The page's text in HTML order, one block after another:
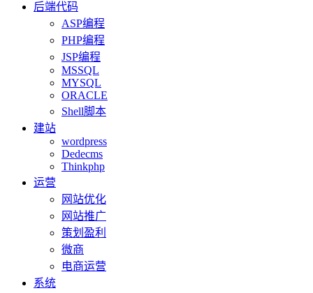
后端代码
ASP编程
PHP编程
JSP编程
MSSQL
MYSQL
ORACLE
Shell脚本
建站
wordpress
Dedecms
Thinkphp
运营
网站优化
网站推广
策划盈利
微商
电商运营
系统